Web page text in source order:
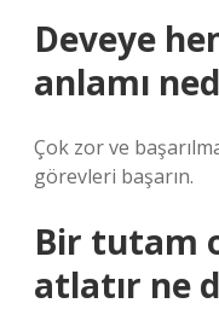
Deveye
anlamı
Çok zor ve
görevleri başarın.
Bir tutam
atlatır ne